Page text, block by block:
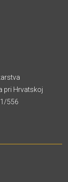
pri Hrvatskoj
556